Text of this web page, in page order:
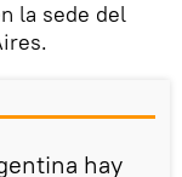
la sede del
hay